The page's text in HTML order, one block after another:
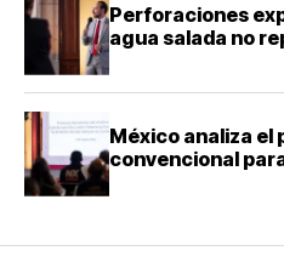
Perforaciones
agua salada no
México analiza el
convencional